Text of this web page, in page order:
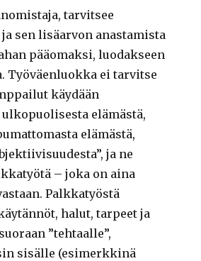
tarvitsee
sen lisäarvon anastamista
pääomaksi, luodakseen
Työväenluokka ei tarvitse
käydään
elämästä,
elämästä,
ja ne
– joka on aina
Palkkatyöstä
halut, tarpeet ja
”tehtaalle”,
sisälle (esimerkkinä